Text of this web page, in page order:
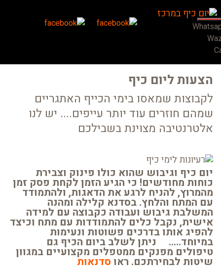
הצעות ליום כיף
לקבוצות שמאסו בימי הכייף האתגריים
שמהם חוזרים עוד יותר עייפים.... יש לנו
אלטרנטיבה מצוינת בשבילכם
יום כיף וגיבוש שהוא כולו פינוק וצבירת
כוחות מחודשים! כי הגיע הזמן לקחת פסק זמן
מהמרוץ, להניח לרגע את הדאגות, ולהתמודד
עם המתח והלחץ. בסדנא קלילה ומהנה
המשלבת גיבוש ועבודה כקבוצה עם למידה
אישית, נקבל כלים להתמודדות עם מתח וכיצד
להפיג אותו בדרכים פשוטות ונעימות
במיוחד..... ניתן לשלב ביום הכיף גם
טיפולים מפנקים ממטפלים מקצועיים במגוון
שיטות לבחירתכם. ראו סדנאות